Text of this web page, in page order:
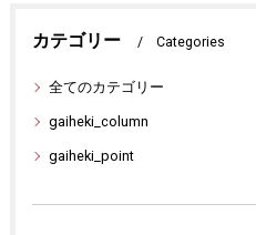
カテゴリー Categories
全てのカテゴリー
gaiheki_column
gaiheki_point